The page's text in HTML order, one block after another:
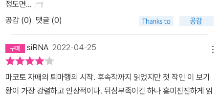
정도면...
공감 (0) 댓글 (0)
siRNA 2022-04-25
마코토 자매의 퇴마행의 시작. 후속작까지 읽었지만 첫 작인 이 보기
왕이 가장 강렬하고 인상적이다. 뒤심부족이긴 하나 흥미진진하게 읽